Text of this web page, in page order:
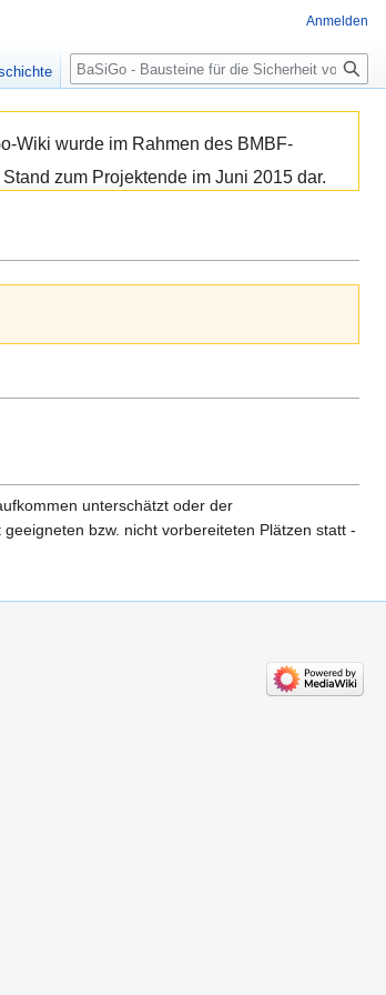
Wiki wurde im Rahmen des BMBF-
zum Projektende im Juni 2015 dar.
unterschätzt oder der
bzw. nicht vorbereiteten Plätzen statt -
Anmelden
Suche